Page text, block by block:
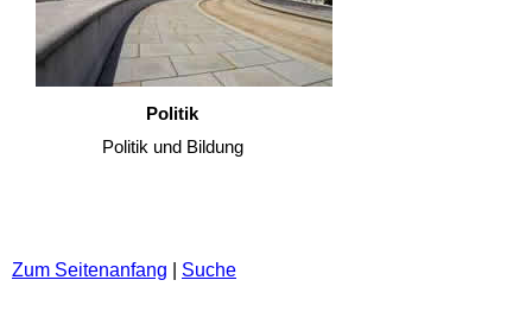
Politik
Politik und Bildung
Zum Seitenanfang Suche